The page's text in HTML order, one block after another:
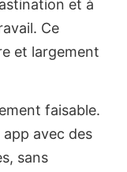
et à
Ce
et largement
faisable.
avec des
sans